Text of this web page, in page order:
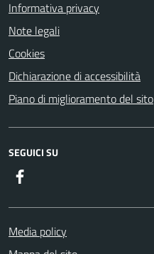
Informativa privacy
Note legali
Cookies
Dichiarazione di accessibilità
Piano di miglioramento del sito
SEGUICI SU
Media policy